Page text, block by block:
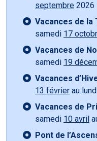
septembre 2026
Vacances de la
samedi 17
Vacances de
samedi 19
Vacances
13 février au
Vacances de
samedi 10 avril
Pont de